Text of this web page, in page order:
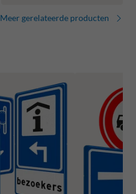
Meer gerelateerde producten